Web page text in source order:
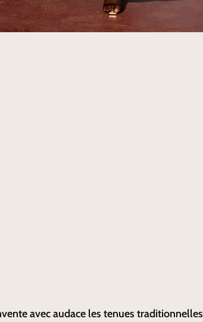
avec audace les tenues traditionnelles